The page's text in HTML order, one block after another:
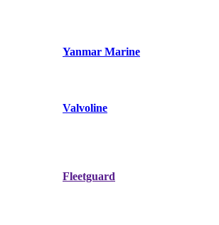
Yanmar Marine
Valvoline
Fleetguard